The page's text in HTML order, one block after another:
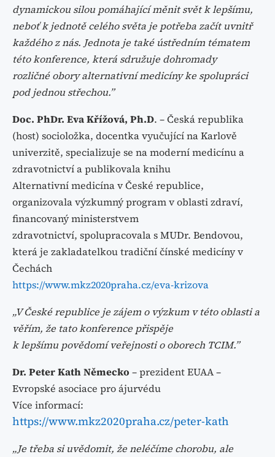
dynamickou silou pomáhající měnit svět k lepšímu,
neboť k jednotě celého světa je potřeba začít uvnitř
každéhoz nás. Jednota je také ústředním tématem
této konference, která sdružuje dohromady
rozličnéobory alternativní medicíny ke spolupráci
pod jednou střechou.”
Doc. PhDr. Eva Křížová, Ph.D. –Česká republika
(host) socioložka, docentka vyučující na Karlově
univerzitě, specializuje se na moderní medicínu a
zdravotnictví a publikovala knihu
Alternativní medicína v České republice,
organizovala výzkumnýprogram v oblasti zdraví,
financovaný ministerstvem
zdravotnictví, spolupracovala s MUDr. Bendovou,
která je zakladatelkou tradičníčínské medicíny v
Čechách
https://www.mkz2020praha.cz/eva-krizova
„V České republice je zájem o výzkum v této oblasti a
věřím, že tato konference přispěje
k lepšímu povědomí veřejnosti o oborech TCIM.”
Dr. Peter KathNěmecko –prezident EUAA –
Evropské asociace pro ájurvédu
Více informací:
https://www.mkz2020praha.cz/peter-kath
„Je třeba si uvědomit, že neléčíme chorobu, ale